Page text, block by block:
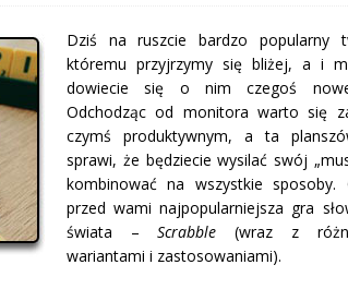
Dziś na ruszcie bardzo popularny
któremu przyjrzymy się bliżej, a i
dowiecie się o nim czegoś
Odchodząc od monitora warto się
czymś produktywnym, a ta
sprawi, że będziecie wysilać swój
kombinować na wszystkie sposoby.
przed wami najpopularniejsza gra
świata –Scrabble(wraz z
wariantami i zastosowaniami).